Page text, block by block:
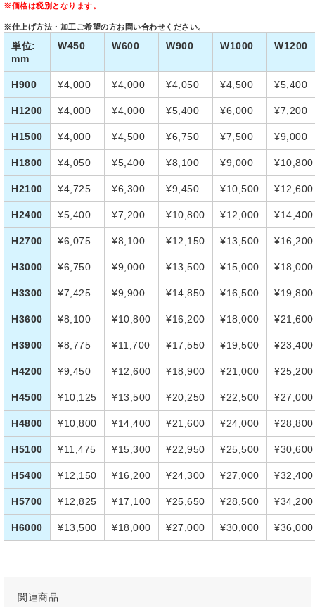
※価格は税別となります。
※仕上げ方法・加工ご希望の方お問い合わせください。
単位:
mm
W450 W600 W900 W1000 W1200
H900 ¥4,000 ¥4,000 ¥4,050 ¥4,500 ¥5,400
H1200 ¥4,000 ¥4,000 ¥5,400 ¥6,000 ¥7,200
H1500 ¥4,000 ¥4,500 ¥6,750 ¥7,500 ¥9,000
H1800 ¥4,050 ¥5,400 ¥8,100 ¥9,000 ¥10,800
H2100 ¥4,725 ¥6,300 ¥9,450 ¥10,500 ¥12,600
H2400 ¥5,400 ¥7,200 ¥10,800 ¥12,000 ¥14,400
H2700 ¥6,075 ¥8,100 ¥12,150 ¥13,500 ¥16,200
H3000 ¥6,750 ¥9,000 ¥13,500 ¥15,000 ¥18,000
H3300 ¥7,425 ¥9,900 ¥14,850 ¥16,500 ¥19,800
H3600 ¥8,100 ¥10,800 ¥16,200 ¥18,000 ¥21,600
H3900 ¥8,775 ¥11,700 ¥17,550 ¥19,500 ¥23,400
H4200 ¥9,450 ¥12,600 ¥18,900 ¥21,000 ¥25,200
H4500 ¥10,125 ¥13,500 ¥20,250 ¥22,500 ¥27,000
H4800 ¥10,800 ¥14,400 ¥21,600 ¥24,000 ¥28,800
H5100 ¥11,475 ¥15,300 ¥22,950 ¥25,500 ¥30,600
H5400 ¥12,150 ¥16,200 ¥24,300 ¥27,000 ¥32,400
H5700 ¥12,825 ¥17,100 ¥25,650 ¥28,500 ¥34,200
H6000 ¥13,500 ¥18,000 ¥27,000 ¥30,000 ¥36,000
関連商品